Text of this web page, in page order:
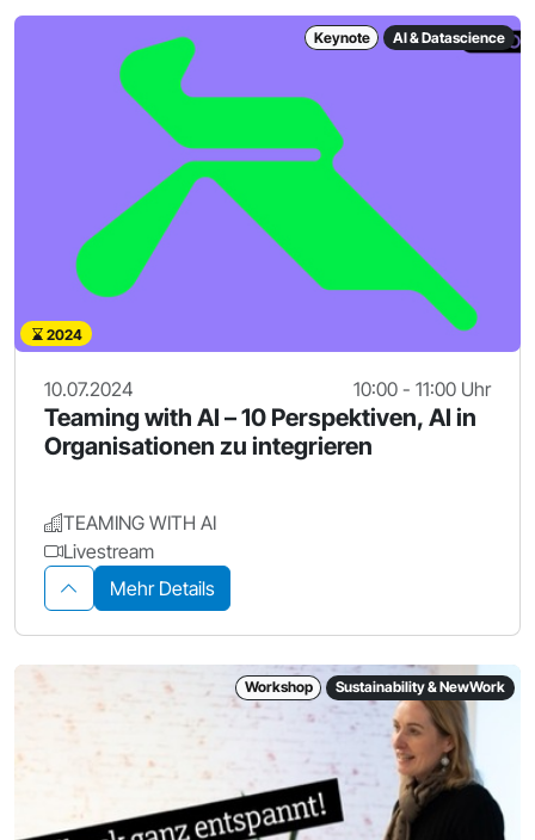
Keynote AI & Datascience
2024
10.07.2024 10:00 - 11:00 Uhr
Teaming with AI – 10 Perspektiven, AI in
Organisationen zu integrieren
TEAMING WITH AI
Livestream
Mehr Details
Workshop Sustainability & NewWork